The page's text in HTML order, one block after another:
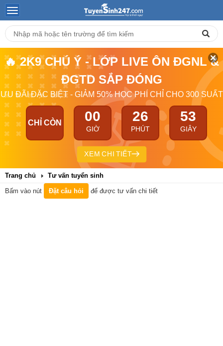
🔥 2K9 CHÚ Ý - LỚP LIVE ÔN ĐGNL &
ĐGTD SẮP ĐÓNG
ƯU ĐÃI ĐẶC BIỆT - GIẢM 50% HỌC PHÍ CHỈ CHO 300 SUẤT
CHỈ CÒN 00
GIỜ
26
PHÚT
53
GIÂY
XEM CHI TIẾT
Trang chủ Tư vấn tuyển sinh
Bấm vào nút Đặt câu hỏi để được tư vấn chi tiết